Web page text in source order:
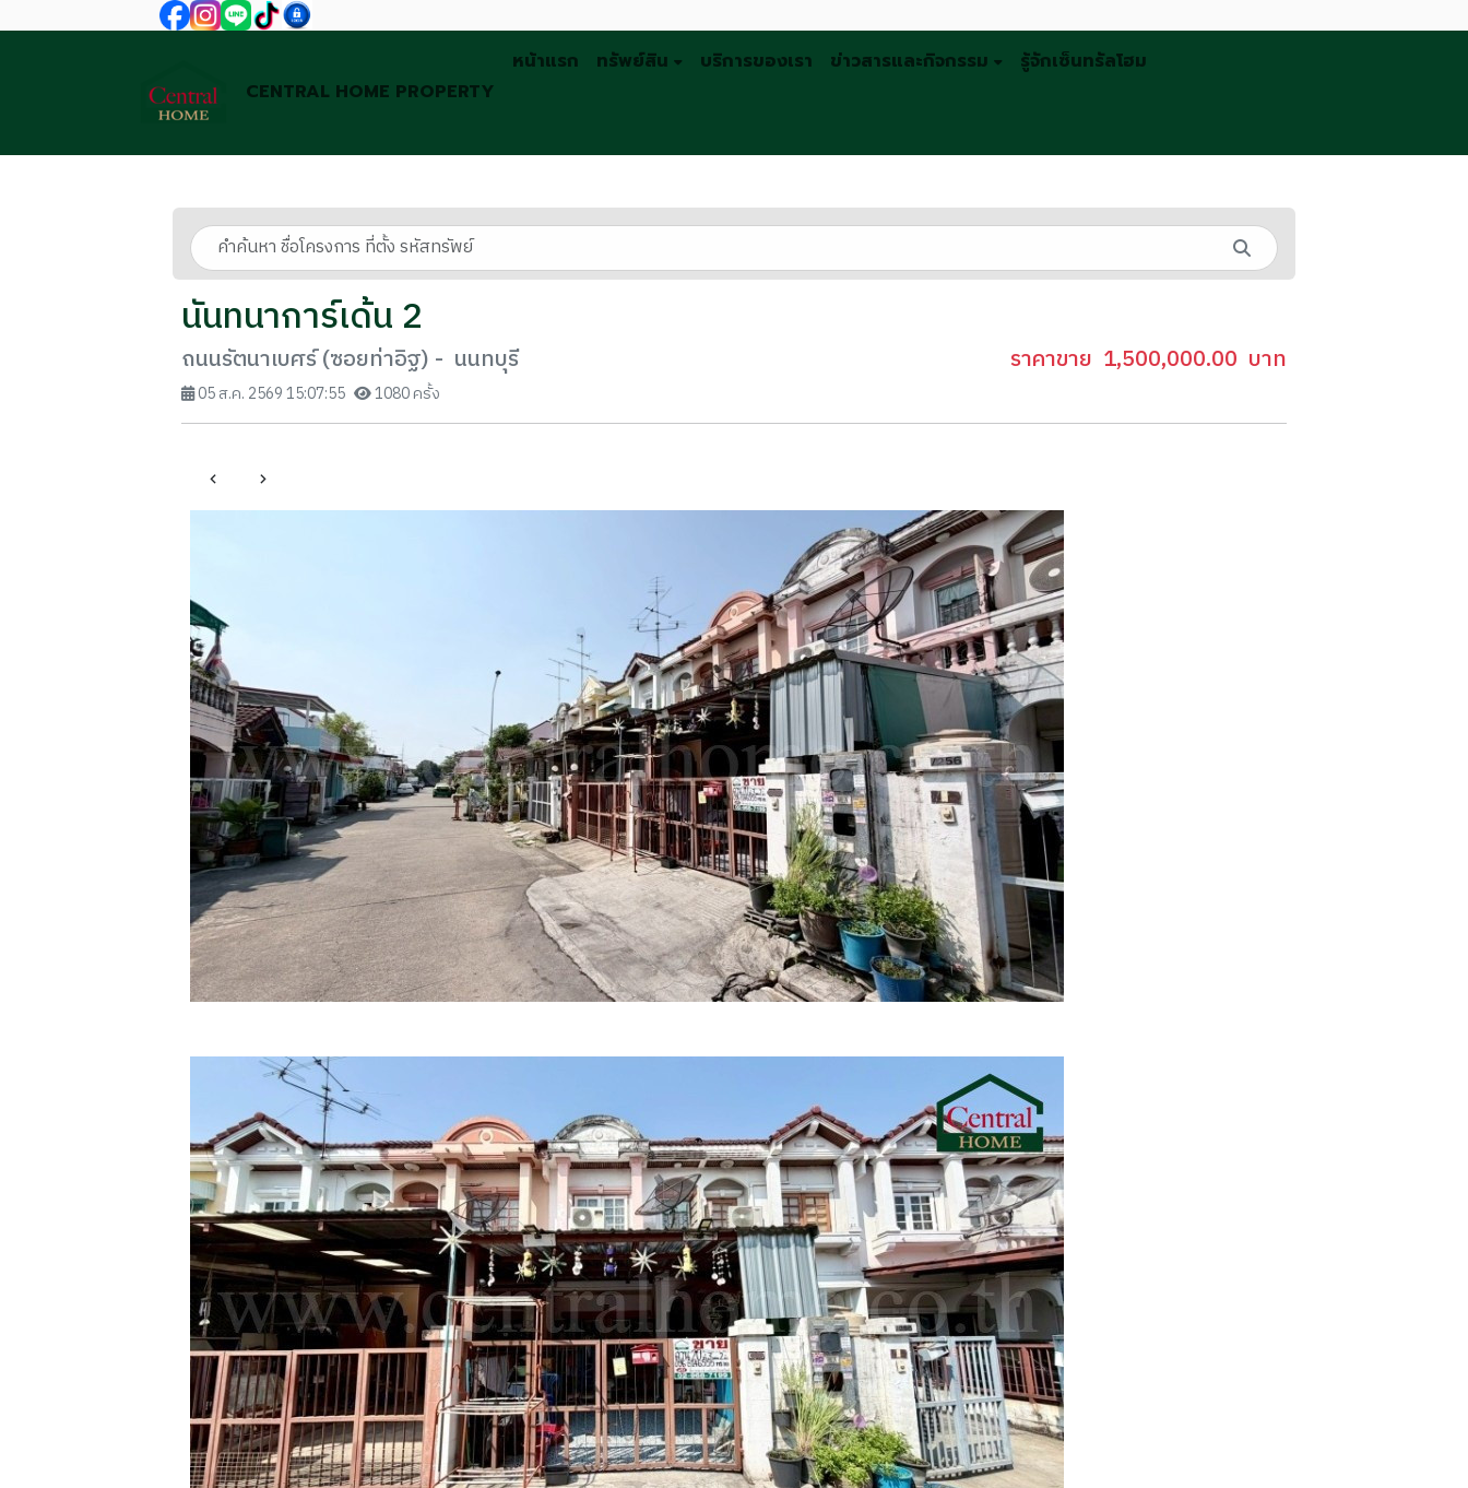
CENTRAL HOME PROPERTY
หน้าแรก ทรัพย์สิน บริการของเรา ข่าวสารและกิจกรรม รู้จักเซ็นทรัลโฮม
นันทนาการ์เด้น 2
ถนนรัตนาเบศร์ (ซอยท่าอิฐ) - นนทบุรี
05 ส.ค. 2569 15:07:55 1080 ครั้ง
ราคาขาย 1,500,000.00 บาท